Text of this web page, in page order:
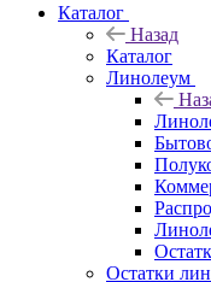
Каталог
Назад
Каталог
Линолеум
Остатки